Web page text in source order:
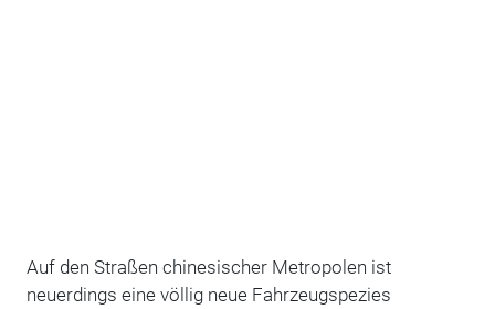
Auf den Straßen chinesischer Metropolen ist
neuerdings eine völlig neue Fahrzeugspezies